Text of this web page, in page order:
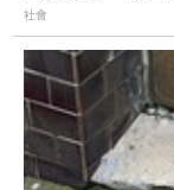
社會